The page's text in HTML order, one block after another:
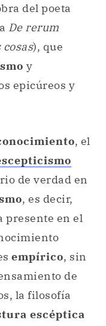
del poeta
De rerum
), que
y
epicúreos y
, el
de verdad en
, es decir,
presente en el
empírico, sin
de
la filosofía
escéptica